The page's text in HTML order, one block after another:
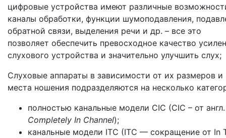
цифровые устройства имеют различные
каналы обработки, функции шумоподавления,
обратной связи, выделения речи и др. – все это
позволяет обеспечить превосходное качество
слухового устройства и значительно улучшить слух;
Слуховые аппараты в зависимости от их размеров и
места ношения подразделяются на несколько
полностью канальные модели CIC (CIC – от англ.
Completely In Channel);
канальные модели ITC (ITC — сокращение от In